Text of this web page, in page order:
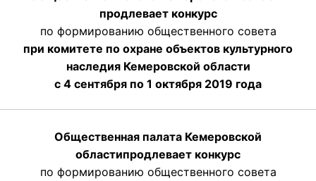
продлевает конкурс
по формированию общественного совета
при комитете по охране объектов культурного
наследия Кемеровской области
с 4 сентября по 1 октября 2019 года
Общественная палата Кемеровской
областипродлевает конкурс
по формированию общественного совета